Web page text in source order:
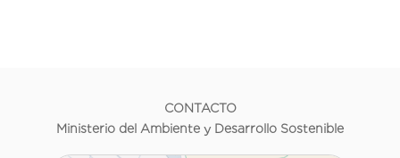
CONTACTO
Ministerio del Ambiente y Desarrollo Sostenible